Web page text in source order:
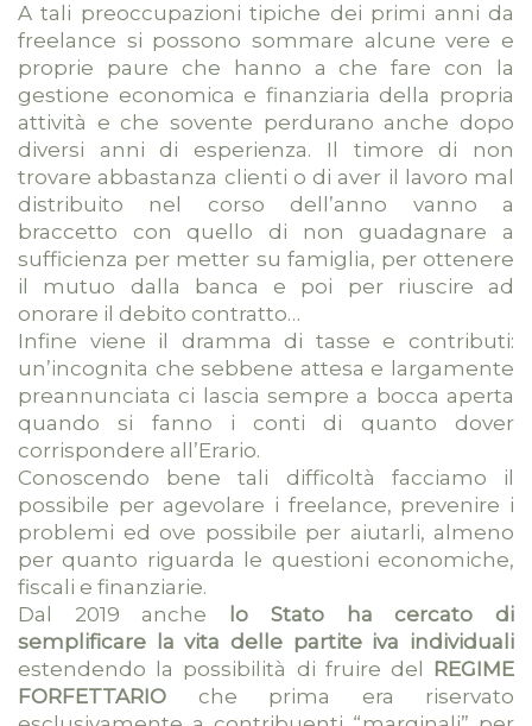
A tali preoccupazioni tipiche dei primi anni da
freelance si possono sommare alcune vere e
proprie paure che hanno a che fare con la
gestione economica e finanziaria della propria
attività e che sovente perdurano anche dopo
diversi anni di esperienza. Il timore di non
trovare abbastanza clienti o di aver il lavoro mal
distribuito nel corso dell’anno vanno a
braccetto con quello di non guadagnare a
sufficienza per metter su famiglia, per ottenere
il mutuo dalla banca e poi per riuscire ad
onorare il debito contratto…
Infine viene il dramma di tasse e contributi:
un’incognita che sebbene attesa e largamente
preannunciata ci lascia sempre a bocca aperta
quando si fanno i conti di quanto dover
corrispondere all’Erario.
Conoscendo bene tali difficoltà facciamo il
possibile per agevolare i freelance, prevenire i
problemi ed ove possibile per aiutarli, almeno
per quanto riguarda le questioni economiche,
fiscali e finanziarie.
Dal 2019 anche
lo Stato ha cercato di
semplificare la vita delle partite iva individuali
estendendo la possibilità di fruire del REGIME
FORFETTARIO che prima era riservato